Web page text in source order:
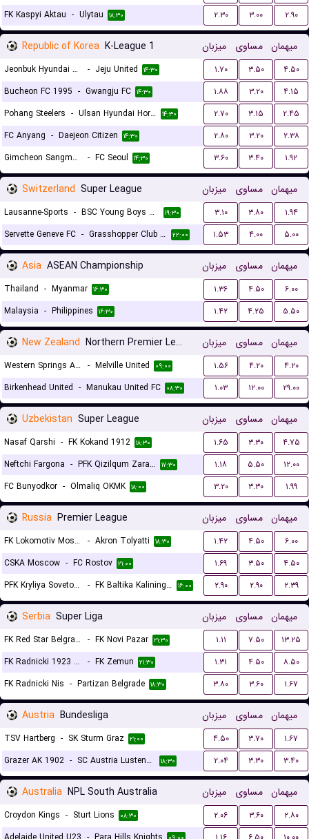
FK Kaspyi Aktau - Ulytau ۱۸:۳۰ ۲.۳۰ ۳.۰۰ ۲.۹۰
Republic of Korea K-League 1 میزبان مساوی میهمان
Jeonbuk Hyundai Motors FC - Jeju United ۱۴:۳۰ ۱.۷۰ ۳.۵۰
۴.۵۰
Bucheon FC 1995 - Gwangju FC ۱۴:۳۰ ۱.۸۸ ۳.۲۰
۴.۱۵
Pohang Steelers - Ulsan Hyundai Horang-i ۱۴:۳۰ ۲.۷۰ ۳.۱۵
۲.۴۵
FC Anyang - Daejeon Citizen ۱۴:۳۰ ۲.۸۰ ۳.۲۰
۲.۳۸
Gimcheon Sangmu FC
- FC Seoul ۱۴:۳۰ ۳.۶۰ ۳.۴۰ ۱.۹۲
Switzerland Super League میزبان مساوی میهمان
Lausanne-Sports - BSC Young Boys Bern ۱۹:۳۰ ۳.۱۰ ۳.۸۰
۱.۹۴
Servette Geneve FC - Grasshopper Club Zurich ۲۲:۰۰ ۱.۵۳ ۴.۰۰ ۵.۰۰
Asia ASEAN Championship میزبان مساوی میهمان
Thailand - Myanmar ۱۶:۳۰ ۱.۳۶ ۴.۵۰
۶.۰۰
Malaysia - Philippines ۱۶:۳۰ ۱.۴۲ ۴.۲۵ ۵.۵۰
New Zealand Northern Premier League میزبان مساوی میهمان
Western Springs AFC - Melville United ۰۹:۰۰ ۱.۵۶ ۴.۲۰
۴.۲۰
Birkenhead United - Manukau United FC ۰۸:۳۰ ۱.۰۳ ۱۲.۰۰ ۲۹.۰۰
Uzbekistan Super League میزبان مساوی میهمان
Nasaf Qarshi - FK Kokand 1912 ۱۸:۳۰ ۱.۶۵ ۳.۳۰
۴.۷۵
Neftchi Fargona - PFK Qizilqum Zarafshon ۱۷:۳۰ ۱.۱۸ ۵.۵۰
۱۲.۰۰
FC Bunyodkor - Olmaliq OKMK ۱۸:۰۰ ۳.۲۰ ۳.۳۰ ۱.۹۹
Russia Premier League میزبان مساوی میهمان
FK Lokomotiv Moscow - Akron Tolyatti ۱۸:۳۰ ۱.۴۲ ۴.۵۰
۶.۰۰
CSKA Moscow - FC Rostov ۲۱:۰۰ ۱.۶۹ ۳.۵۰
۴.۵۰
PFK Kryliya Sovetov Samara
- FK Baltika Kaliningrad ۱۶:۰۰ ۲.۹۰ ۲.۹۰ ۲.۳۹
Serbia Super Liga میزبان مساوی میهمان
FK Red Star Belgrade (Crvena Zvezda) - FK Novi Pazar ۲۱:۳۰ ۱.۱۱ ۷.۵۰
۱۳.۲۵
FK Radnicki 1923 Kragujevac
- FK Zemun ۲۱:۳۰ ۱.۳۱ ۴.۵۰
۸.۵۰
FK Radnicki Nis - Partizan Belgrade ۱۸:۳۰ ۳.۸۰ ۳.۶۰ ۱.۶۷
Austria Bundesliga میزبان مساوی میهمان
TSV Hartberg - SK Sturm Graz ۲۱:۰۰ ۴.۵۰ ۳.۷۰
۱.۶۷
Grazer AK 1902 - SC Austria Lustenau ۱۸:۳۰ ۲.۰۴ ۳.۳۰ ۳.۴۰
Australia NPL South Australia میزبان مساوی میهمان
Croydon Kings - Sturt Lions ۰۸:۳۰ ۲.۰۶ ۳.۶۰
۲.۸۰